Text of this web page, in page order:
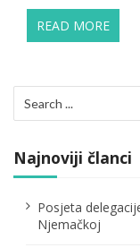
READ MORE
for:
Najnoviji članci
Posjeta
Njemačkoj